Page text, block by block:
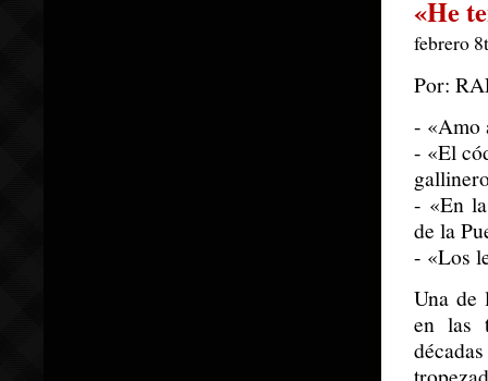
«He
febrero
Por:
- «Amo
- «El
- «En
de la
- «Los
Una de
en las